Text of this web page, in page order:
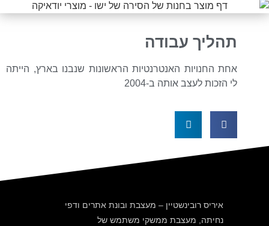
תהליך עבודה
אחת החנויות האנטרנטיות הראשונות שנבנו בארץ, הייתה
לי הזכות לעצב אותה ב-2004
איריס רובינשטיין – מעצבת ובונת אתרים ודפי
נחיתה, מעצבת ממשקי משתמש של